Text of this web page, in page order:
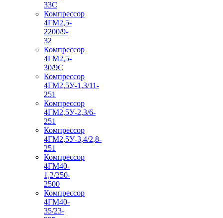
33С
Компрессор
4ГМ2,5-
2200/9-
32
Компрессор
4ГМ2,5-
30/9С
Компрессор
4ГМ2,5У-1,3/11-
251
Компрессор
4ГМ2,5У-2,3/6-
251
Компрессор
4ГМ2,5У-3,4/2,8-
251
Компрессор
4ГМ40-
1,2/250-
2500
Компрессор
4ГМ40-
35/23-